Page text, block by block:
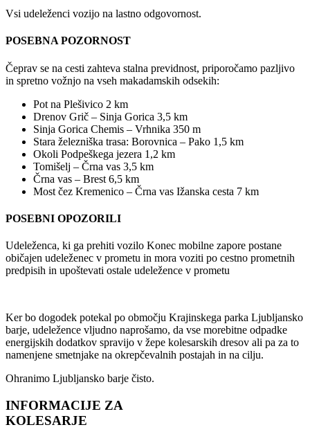
Vsi udeleženci vozijo na lastno odgovornost.
POSEBNA POZORNOST
Čeprav se na cesti zahteva stalna previdnost, priporočamo pazljivo
in spretno vožnjo na vseh makadamskih odsekih:
Pot na Plešivico 2 km
Drenov Grič – Sinja Gorica 3,5 km
Sinja Gorica Chemis – Vrhnika 350 m
Stara železniška trasa: Borovnica – Pako 1,5 km
Okoli Podpeškega jezera 1,2 km
Tomišelj – Črna vas 3,5 km
Črna vas – Brest 6,5 km
Most čez Kremenico – Črna vas Ižanska cesta 7 km
POSEBNI OPOZORILI
Udeleženca, ki ga prehiti vozilo Konec mobilne zapore postane
običajen udeleženec v prometu in mora voziti po cestno prometnih
predpisih in upoštevati ostale udeležence v prometu
Ker bo dogodek potekal po območju Krajinskega parka Ljubljansko
barje, udeležence vljudno naprošamo, da vse morebitne odpadke
energijskih dodatkov spravijo v žepe kolesarskih dresov ali pa za to
namenjene smetnjake na okrepčevalnih postajah in na cilju.
Ohranimo Ljubljansko barje čisto.
INFORMACIJE ZA
KOLESARJE